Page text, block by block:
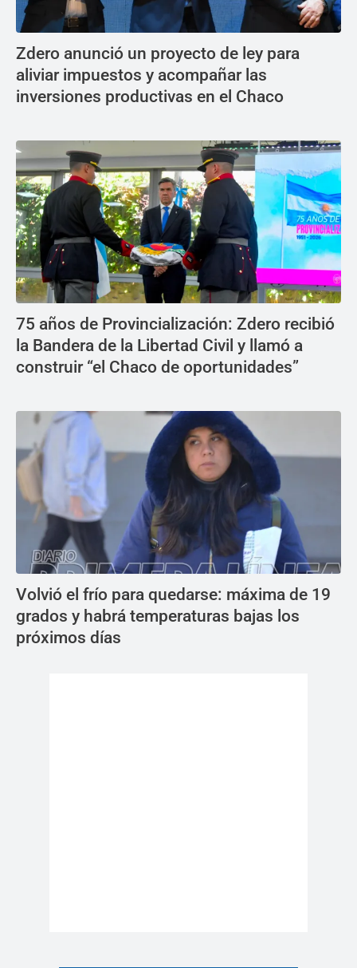
Zdero anunció un proyecto de ley para
aliviar impuestos y acompañar las
inversiones productivas en el Chaco
75 años de Provincialización: Zdero recibió
la Bandera de la Libertad Civil y llamó a
construir “el Chaco de oportunidades”
Volvió el frío para quedarse: máxima de 19
grados y habrá temperaturas bajas los
próximos días